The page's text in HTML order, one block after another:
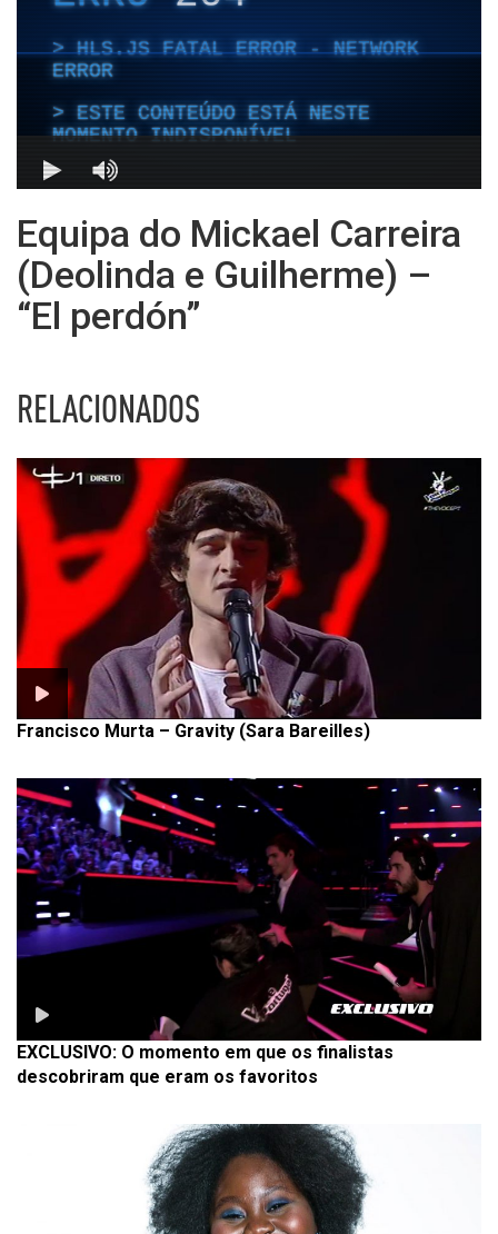
Equipa do Mickael Carreira
(Deolinda e Guilherme) –
“El perdón”
RELACIONADOS
Francisco Murta – Gravity (Sara Bareilles)
EXCLUSIVO: O momento em que os finalistas
descobriram que eram os favoritos